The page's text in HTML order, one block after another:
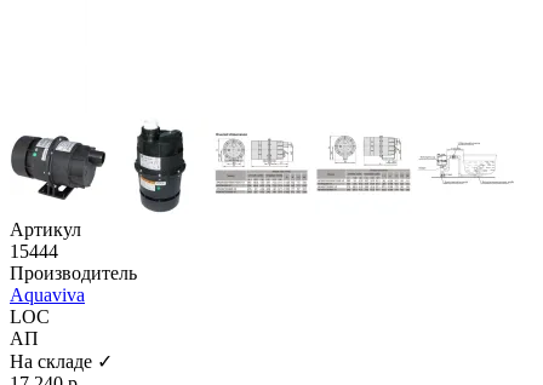
Артикул
15444
Производитель
Aquaviva
LOC
АП
На складе ✓